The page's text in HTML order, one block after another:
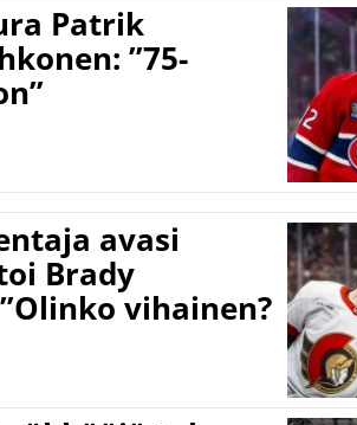
Patrik
”75-
avasi
Brady
vihainen?